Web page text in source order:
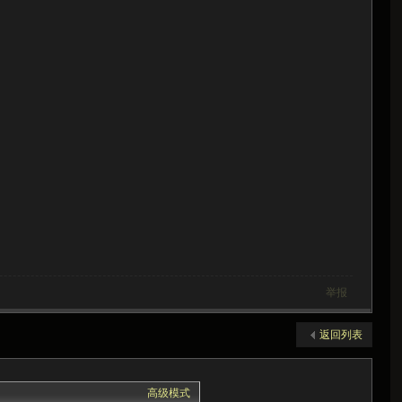
举报
返回列表
高级模式